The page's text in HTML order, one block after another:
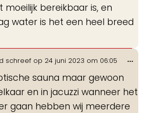
moeilijk bereikbaar is, en
water is het een heel breed
schreef op 24 juni 2023 om 06:05
sauna maar gewoon
en in jacuzzi wanneer het
gaan hebben wij meerdere
...